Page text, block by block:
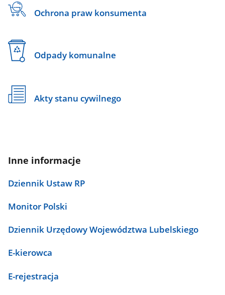
Ochrona praw konsumenta
Odpady komunalne
Akty stanu cywilnego
Inne informacje
Dziennik Ustaw RP
Monitor Polski
Dziennik Urzędowy Województwa Lubelskiego
E-kierowca
E-rejestracja